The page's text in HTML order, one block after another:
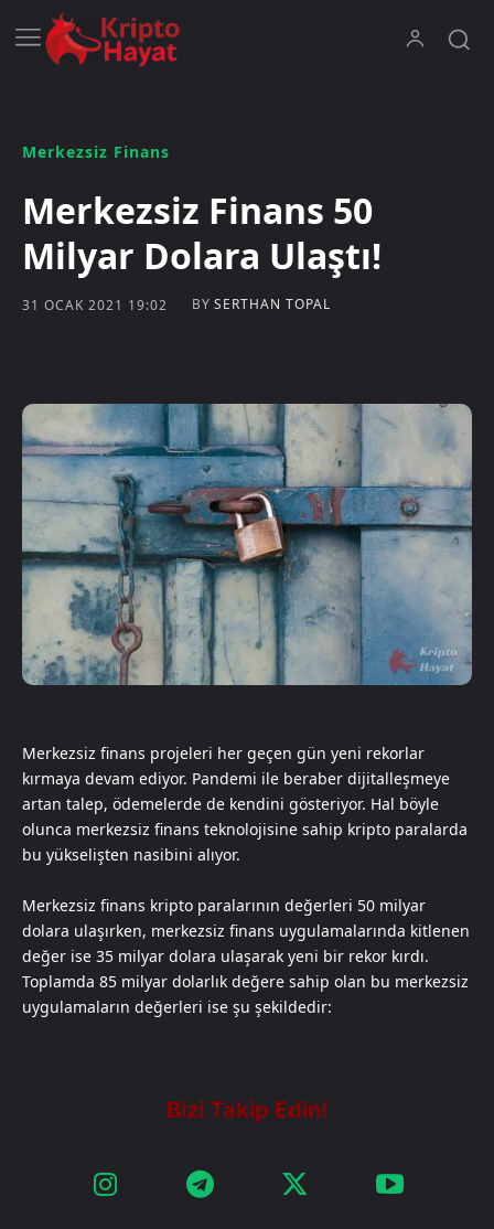
Merkezsiz Finans
Merkezsiz Finans 50
Milyar Dolara Ulaştı!
31 OCAK 2021 19:02 BY SERTHAN TOPAL
Merkezsiz finans projeleri her geçen gün yeni rekorlar
kırmaya devam ediyor. Pandemi ile beraber dijitalleşmeye
artan talep, ödemelerde de kendini gösteriyor. Hal böyle
olunca merkezsiz finans teknolojisine sahip kripto paralarda
bu yükselişten nasibini alıyor.
Merkezsiz finans kripto paralarının değerleri 50 milyar
dolara ulaşırken, merkezsiz finans uygulamalarında kitlenen
değer ise 35 milyar dolara ulaşarak yeni bir rekor kırdı.
Toplamda 85 milyar dolarlık değere sahip olan bu merkezsiz
uygulamaların değerleri ise şu şekildedir: